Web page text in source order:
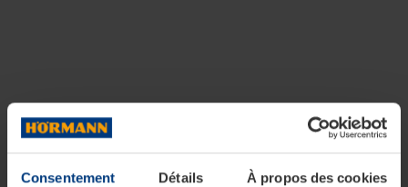
Consentement Détails À propos des cookies